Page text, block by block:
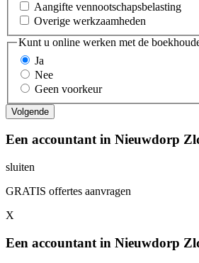
Aangifte vennootschapsbelasting
Overige werkzaamheden
Kunt u online werken met de
Ja
Nee
Geen voorkeur
Een accountant in Nieuwdorp
sluiten
GRATIS offertes aanvragen
X
Een accountant in Nieuwdorp